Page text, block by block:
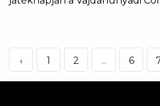
‹ 1 2 ... 6